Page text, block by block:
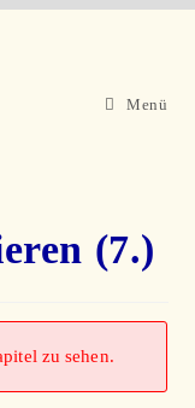
Menü
(7.)
zu sehen.